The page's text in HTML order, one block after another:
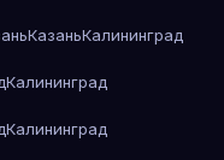
КазаньКалининград
Калининград
Калининград